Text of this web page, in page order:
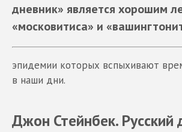
дневник» является хорошим
«московитиса» и
эпидемии которых вспыхивают
в наши дни.
Джон Стейнбек. Русский